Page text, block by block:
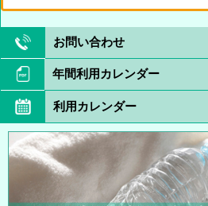
お問い合わせ
年間利用カレンダー
利用カレンダー